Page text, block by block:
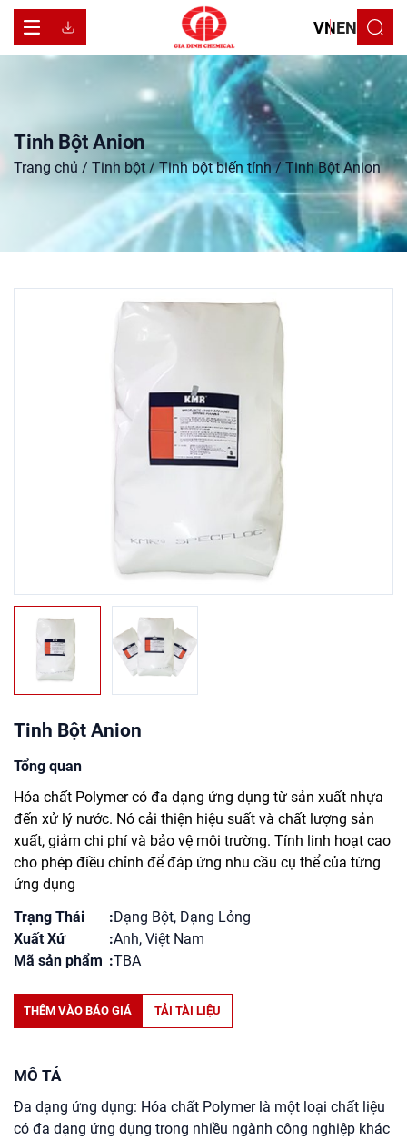
VNEN
Tinh Bột Anion
Trang chủ / Tinh bột /Tinh bột biến tính/ Tinh Bột Anion
Tinh Bột Anion
Tổng quan
Hóa chất Polymer có đa dạng ứng dụng từ sản xuất nhựa
đến xử lý nước. Nó cải thiện hiệu suất và chất lượng sản
xuất, giảm chi phí và bảo vệ môi trường. Tính linh hoạt cao
cho phép điều chỉnh để đáp ứng nhu cầu cụ thể của từng
ứng dụng
Trạng Thái
Dạng Bột, Dạng Lỏng
Xuất Xứ
Anh, Việt Nam
Mã sản phẩm
TBA
THÊM VÀO BÁO GIÁ TẢI TÀI LIỆU
MÔ TẢ
Đa dạng ứng dụng: Hóa chất Polymer là một loại chất liệu
có đa dạng ứng dụng trong nhiều ngành công nghiệp khác